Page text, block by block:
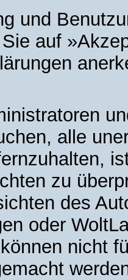
und
auf
alle
zu
des
oder
nicht